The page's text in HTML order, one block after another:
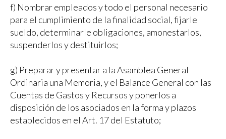
f) Nombrar empleados y todo el personal necesario
para el cumplimiento de la finalidad social, fijarle
sueldo, determinarle obligaciones, amonestarlos,
suspenderlos y destituirlos;
g) Preparar y presentar a la Asamblea General
Ordinaria una Memoria, y el Balance General con las
Cuentas de Gastos y Recursos y ponerlos a
disposición de los asociados en la forma y plazos
establecidos en el Art. 17 del Estatuto;